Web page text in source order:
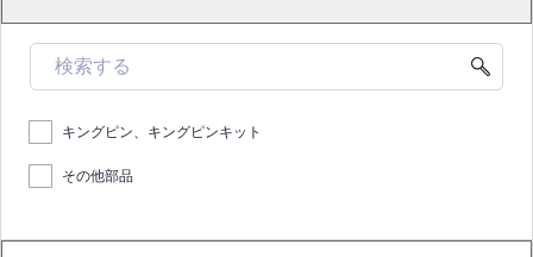
キングピン、キングピンキット
その他部品